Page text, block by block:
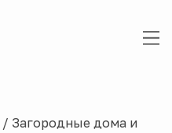
/ Загородные дома и